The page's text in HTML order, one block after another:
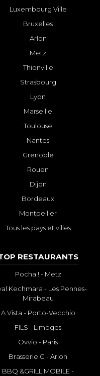
Luxembourg Ville
Bruxelles
Arlon
Metz
Thionville
Strasbourg
Lyon
Marseille
Toulouse
Nantes
Grenoble
Rouen
Dijon
Bordeaux
Montpellier
Tous les pays et villes
RESTAURANTS
Pocha ! - Metz
Kechmara - Les Pennes-
Mirabeau
A Vista - Porto-Vecchio
FILS - Limoges
Ovvio - Paris
Brasserie G - Arlon
BBQ &GRILL MOBILE -